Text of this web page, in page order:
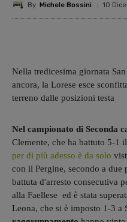
By Michele Bossini 10
Nella tredicesima giornata
ancora, la Lorese esce
terreno dalle posizioni testa
Nel campionato di Seconda
Clemente, che ha battuto 5-1
per di più adesso è da solo
con il Pergine, secondo a due
battuta d'arresto consecutiva
alla Faellese ed è stata
Leona, che si è imposto 1-3 a